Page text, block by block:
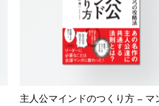
主人公マインドのつくり方 – マ